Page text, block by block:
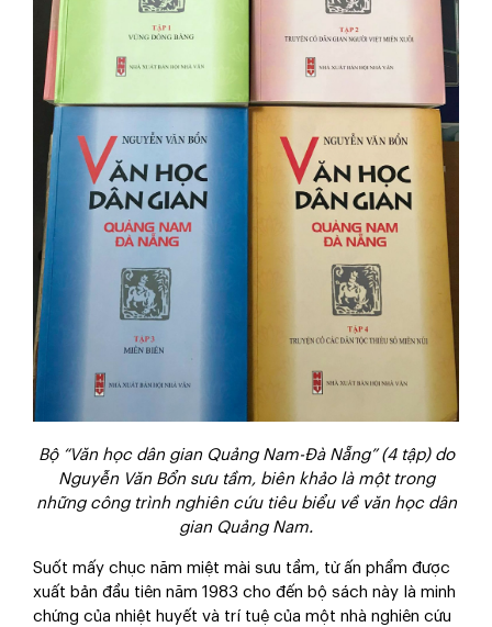
Bộ “Văn học dân gian Quảng Nam-Đà Nẵng” (4 tập) do
Nguyễn Văn Bổn sưu tầm, biên khảo là một trong
những công trình nghiên cứu tiêu biểu về văn học dân
gian Quảng Nam.
Suốt mấy chục năm miệt mài sưu tầm, từ ấn phẩm được
xuất bản đầu tiên năm 1983 cho đến bộ sách này là minh
chứng của nhiệt huyết và trí tuệ của một nhà nghiên cứu